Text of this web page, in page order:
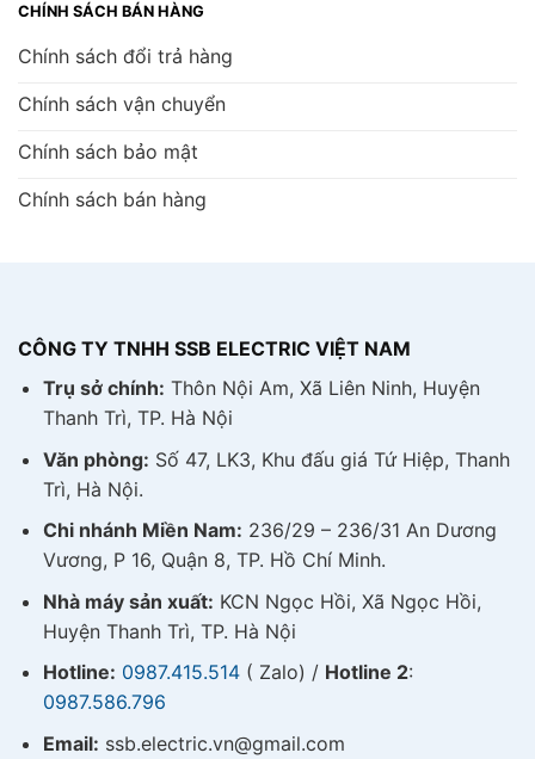
CHÍNH SÁCH BÁN HÀNG
Chính sách đổi trả hàng
Chính sách vận chuyển
Chính sách bảo mật
Chính sách bán hàng
CÔNG TY TNHH SSB ELECTRIC VIỆT NAM
Trụ sở chính: Thôn Nội Am, Xã Liên Ninh, Huyện
Thanh Trì, TP. Hà Nội
Văn phòng: Số 47, LK3, Khu đấu giá Tứ Hiệp, Thanh
Trì, Hà Nội.
Chi nhánh Miền Nam: 236/29 – 236/31 An Dương
Vương, P 16, Quận 8, TP. Hồ Chí Minh.
Nhà máy sản xuất: KCN Ngọc Hồi, Xã Ngọc Hồi,
Huyện Thanh Trì, TP. Hà Nội
Hotline: 0987.415.514( Zalo) / Hotline 2:
0987.586.796
Email: ssb.electric.vn@gmail.com